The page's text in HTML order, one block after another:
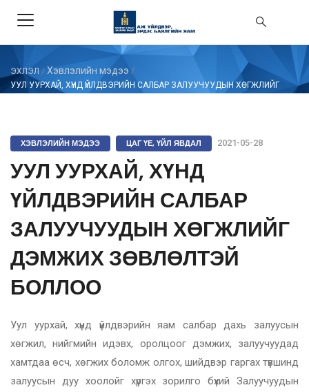
ЭХЛЭЛ / Хэвлэлийн мэдээ /
УУЛ УУРХАЙ, ХҮНД ҮЙЛДВЭРИЙН САЛБАР ЗАЛУУЧУУДЫН ХӨГЖЛИЙГ
ХЭВЛЭЛИЙН МЭДЭЭ ЦАГ ҮЕ, ҮЙЛ ЯВДАЛ 2021-05-28
УУЛ УУРХАЙ, ХҮНД
ҮЙЛДВЭРИЙН САЛБАР
ЗАЛУУЧУУДЫН ХӨГЖЛИЙГ
ДЭМЖИХ ЗӨВЛӨЛТЭЙ
БОЛЛОО
Уул уурхай, хүнд үйлдвэрийн яам салбар дахь залуусын
хөгжил, нийгмийн идэвх, оролцоог дэмжих, залуучуудад
хамтдаа өсч, хөгжих боломж олгох, шийдвэр гаргах түвшинд
залуусын дуу хоолойг хүргэх зорилго бүхий Залуучуудын